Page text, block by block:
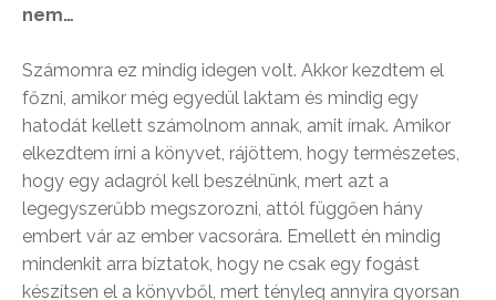
nem…
Számomra ez mindig idegen volt. Akkor kezdtem el
főzni, amikor még egyedül laktam és mindig egy
hatodát kellett számolnom annak, amit írnak. Amikor
elkezdtem írni a könyvet, rájöttem, hogy természetes,
hogy egy adagról kell beszélnünk, mert azt a
legegyszerűbb megszorozni, attól függően hány
embert vár az ember vacsorára. Emellett én mindig
mindenkit arra bíztatok, hogy ne csak egy fogást
készítsen el a könyvből, mert tényleg annyira gyorsan